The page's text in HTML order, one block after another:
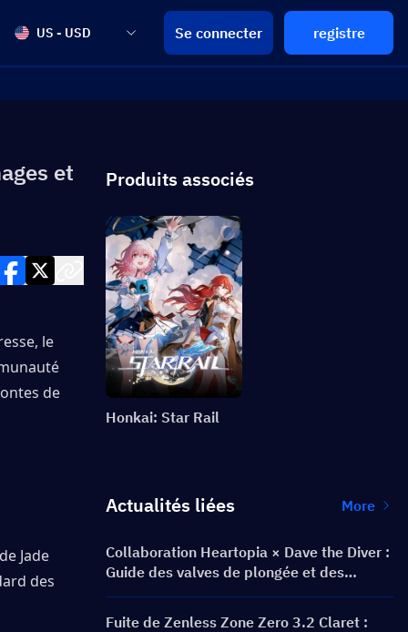
US - USD Se connecter registre
et
le
de
Jade
des
Produits associés
Honkai: Star Rail
Actualités liées More
Collaboration Heartopia × Dave the Diver :
Guide des valves de plongée et des
récompenses
Fuite de Zenless Zone Zero 3.2 Claret :